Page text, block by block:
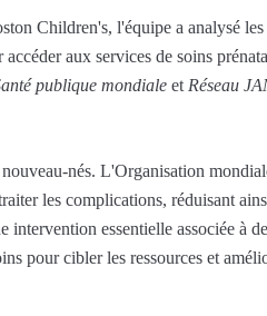
Children's, l'équipe a analysé les
aux services de soins
publique mondiale et Réseau
nouveau-nés. L'Organisation
les complications, réduisant
intervention essentielle associée à
pour cibler les ressources et